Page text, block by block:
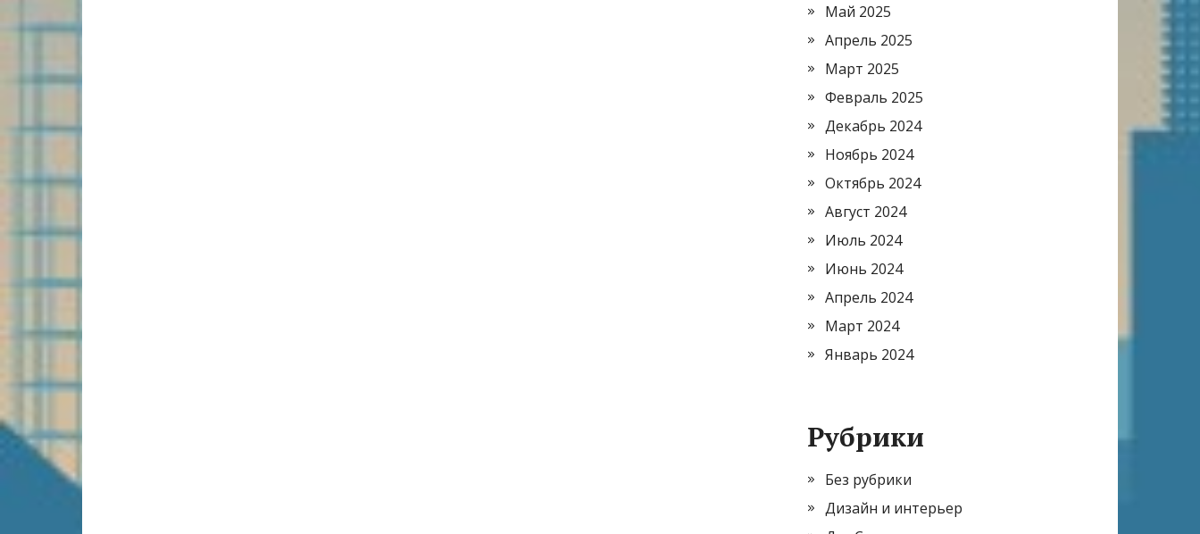
Май 2025
Апрель 2025
Март 2025
Февраль 2025
Декабрь 2024
Ноябрь 2024
Октябрь 2024
Август 2024
Июль 2024
Июнь 2024
Апрель 2024
Март 2024
Январь 2024
Рубрики
Без рубрики
Дизайн и интерьер